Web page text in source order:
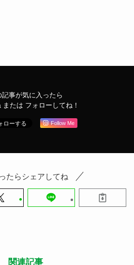
記事が気に入ったら
または フォローしてね！
Follow Me
たらシェアしてね
関連記事